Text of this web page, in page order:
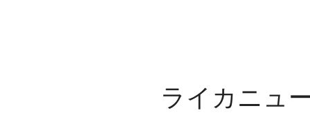
ライカニュ